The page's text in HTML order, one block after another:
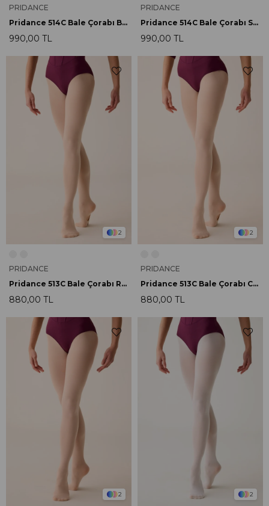
PRIDANCE
Pridance 514C Bale Çorabı Beyaz
990,00 TL
PRIDANCE
Pridance 514C Bale Çorabı Siyah
990,00 TL
2
PRIDANCE
Pridance 513C Bale Çorabı Rosa
880,00 TL
2
PRIDANCE
Pridance 513C Bale Çorabı Cipria
880,00 TL
2 2